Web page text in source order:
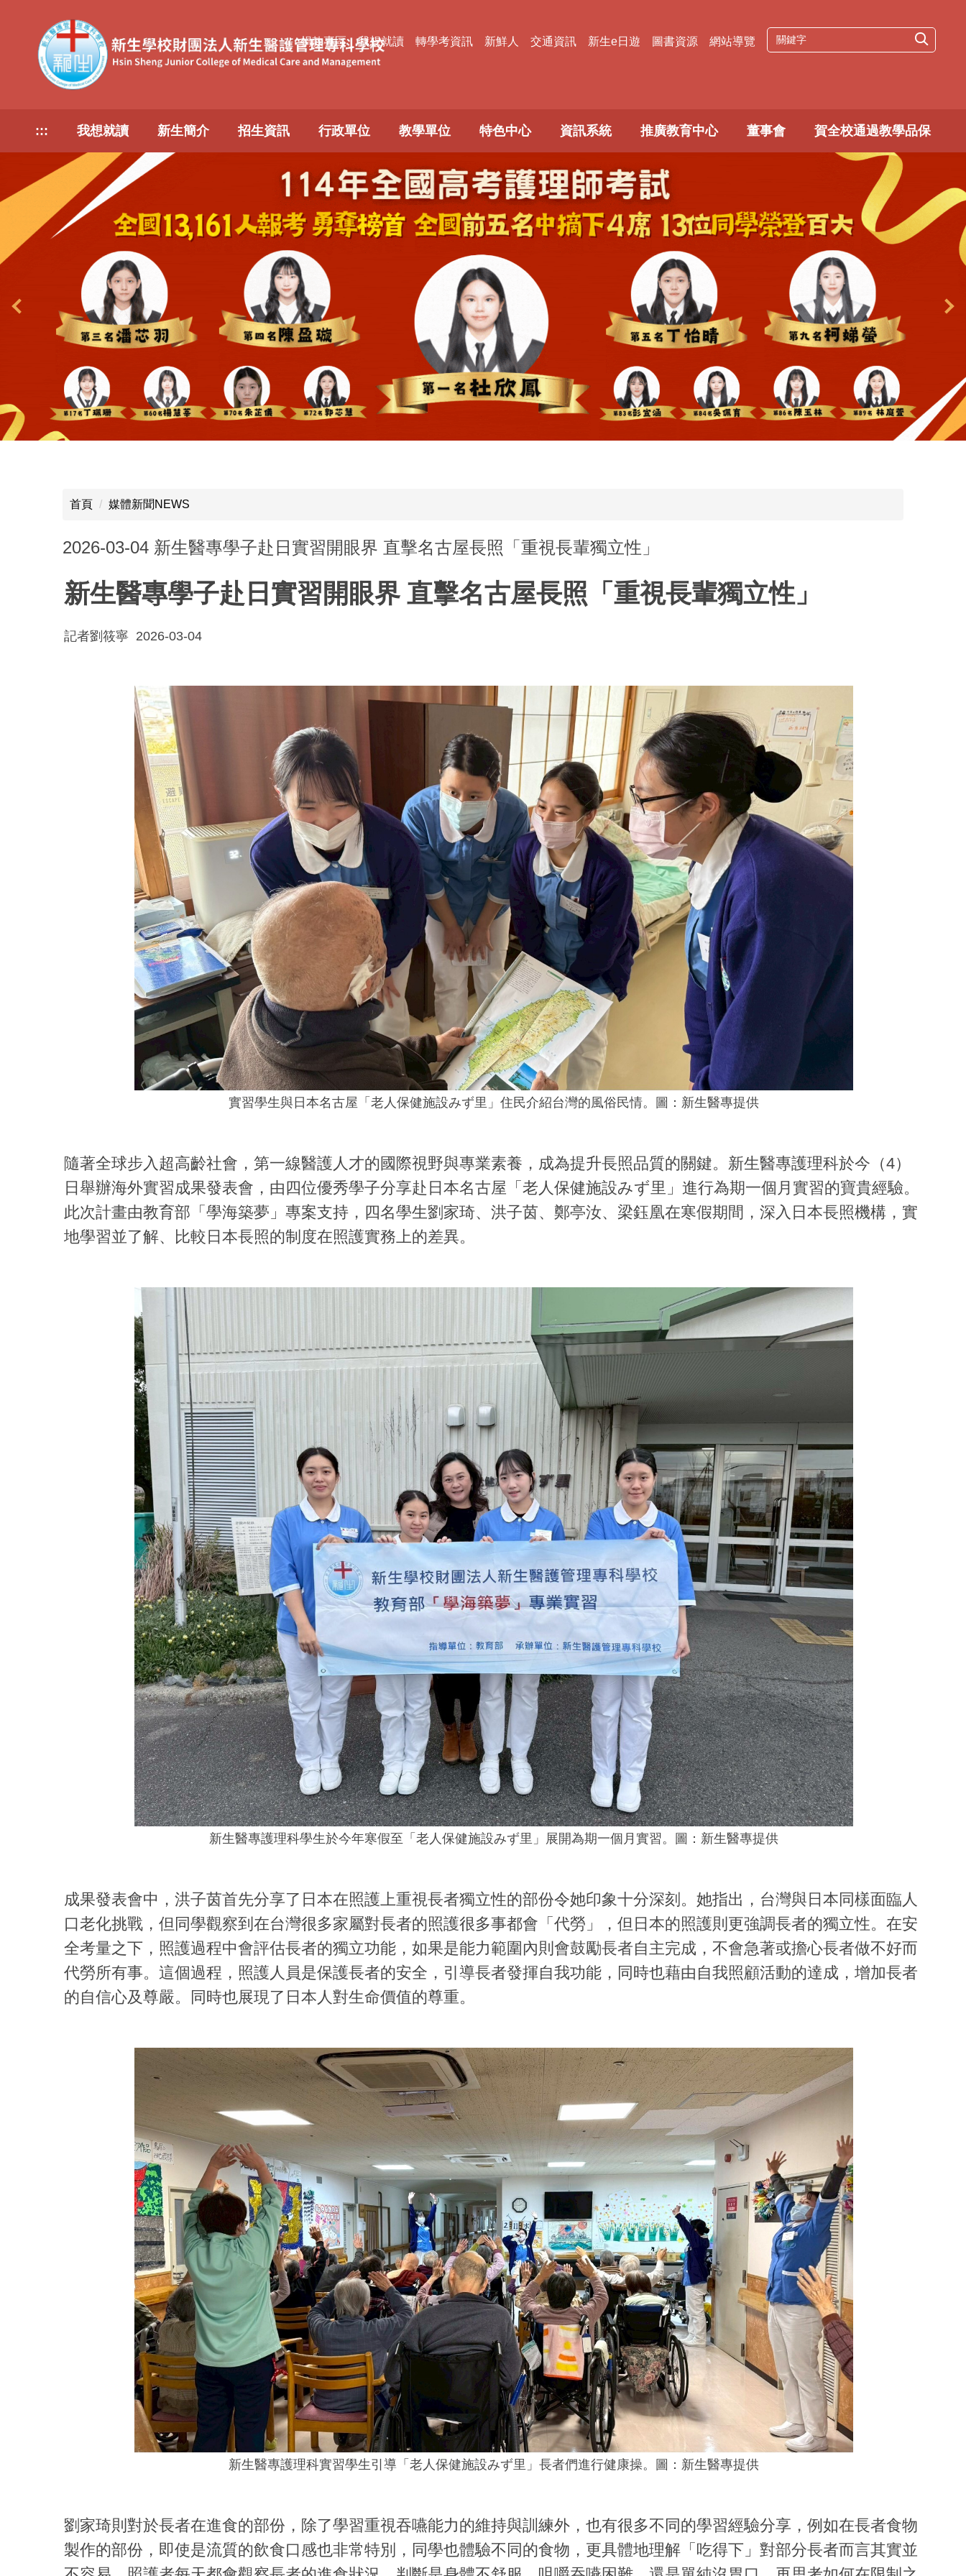
捐款專區 我想就讀 轉學考資訊 新鮮人 交通資訊 新生e日遊 圖書資源 網站導覽
::: 我想就讀 新生簡介 招生資訊 行政單位 教學單位 特色中心 資訊系統 推廣教育中心 董事會 賀全校通過教學品保
首頁 媒體新聞NEWS
2026-03-04 新生醫專學子赴日實習開眼界 直擊名古屋長照「重視長輩獨立性」
新生醫專學子赴日實習開眼界 直擊名古屋長照「重視長輩獨立性」
記者劉筱寧 2026-03-04
實習學生與日本名古屋「老人保健施設みず里」住民介紹台灣的風俗民情。圖：新生醫專提供
隨著全球步入超高齡社會，第一線醫護人才的國際視野與專業素養，成為提升長照品質的關鍵。新生醫專護理科於今（4）
日舉辦海外實習成果發表會，由四位優秀學子分享赴日本名古屋「老人保健施設みず里」進行為期一個月實習的寶貴經驗。
此次計畫由教育部「學海築夢」專案支持，四名學生劉家琦、洪子茵、鄭亭汝、梁鈺凰在寒假期間，深入日本長照機構，實
地學習並了解、比較日本長照的制度在照護實務上的差異。
新生醫專護理科學生於今年寒假至「老人保健施設みず里」展開為期一個月實習。圖：新生醫專提供
成果發表會中，洪子茵首先分享了日本在照護上重視長者獨立性的部份令她印象十分深刻。她指出，台灣與日本同樣面臨人
口老化挑戰，但同學觀察到在台灣很多家屬對長者的照護很多事都會「代勞」，但日本的照護則更強調長者的獨立性。在安
全考量之下，照護過程中會評估長者的獨立功能，如果是能力範圍內則會鼓勵長者自主完成，不會急著或擔心長者做不好而
代勞所有事。這個過程，照護人員是保護長者的安全，引導長者發揮自我功能，同時也藉由自我照顧活動的達成，增加長者
的自信心及尊嚴。同時也展現了日本人對生命價值的尊重。
新生醫專護理科實習學生引導「老人保健施設みず里」長者們進行健康操。圖：新生醫專提供
劉家琦則對於長者在進食的部份，除了學習重視吞嚥能力的維持與訓練外，也有很多不同的學習經驗分享，例如在長者食物
製作的部份，即使是流質的飲食口感也非常特別，同學也體驗不同的食物，更具體地理解「吃得下」對部分長者而言其實並